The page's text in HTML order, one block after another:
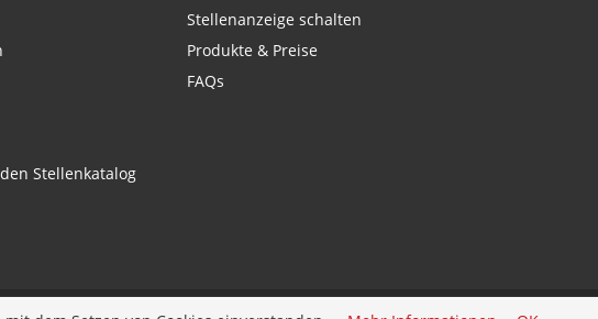
Stellenkatalog
Stellenanzeige schalten
Produkte & Preise
FAQs